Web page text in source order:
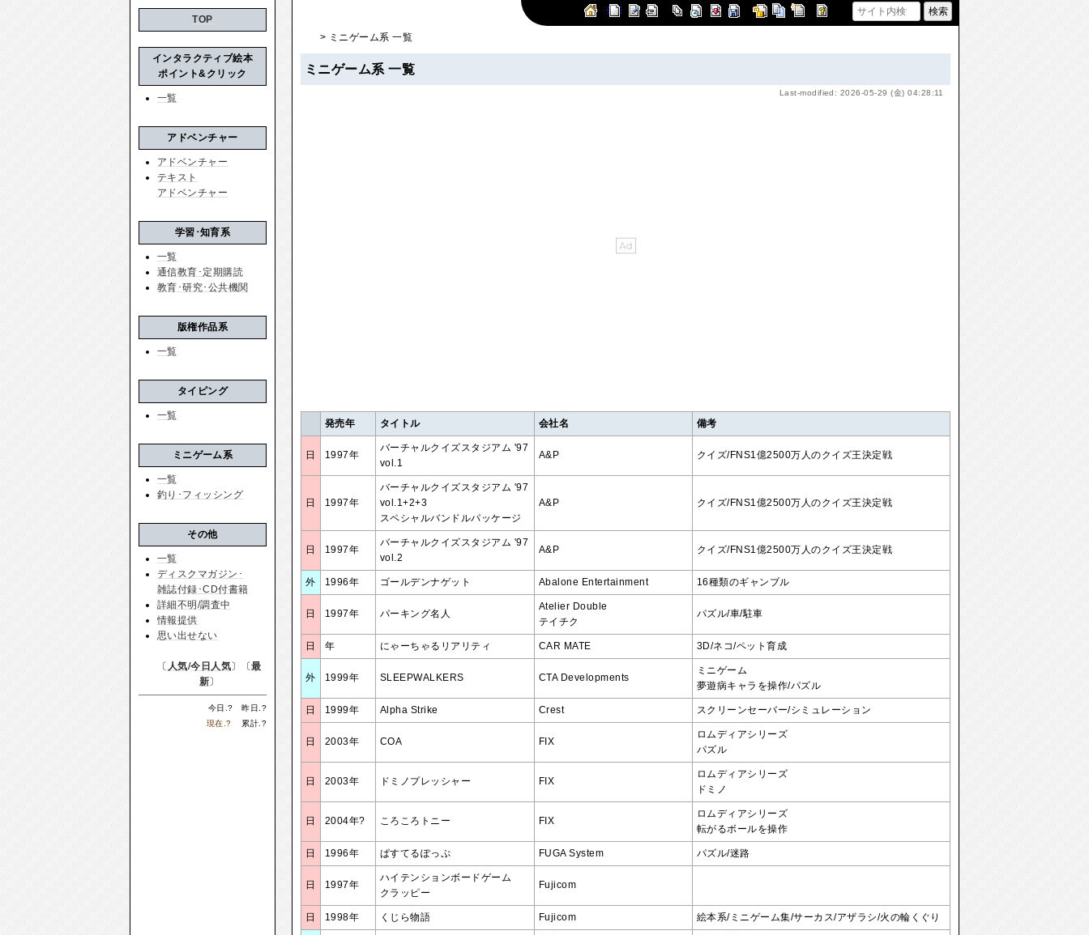
> ミニゲーム系 一覧
ミニゲーム系 一覧
Last-modified: 2026-05-29 (金) 04:28:11
発売年 タイトル 会社名 備考
日 1997年
バーチャルクイズスタジアム '97
vol.1
A&P クイズ/FNS1億2500万人のクイズ王決定戦
日 1997年
バーチャルクイズスタジアム '97
vol.1+2+3
スペシャルバンドルパッケージ
A&P クイズ/FNS1億2500万人のクイズ王決定戦
日 1997年
バーチャルクイズスタジアム '97
vol.2
A&P クイズ/FNS1億2500万人のクイズ王決定戦
外 1996年 ゴールデンナゲット Abalone Entertainment 16種類のギャンブル
日 1997年 パーキング名人
Atelier Double
テイチク
パズル/車/駐車
日 年 にゃーちゃるリアリティ CAR MATE 3D/ネコ/ペット育成
外 1999年 SLEEPWALKERS CTA Developments
ミニゲーム
夢遊病キャラを操作/パズル
日 1999年 Alpha Strike Crest スクリーンセーバー/シミュレーション
日 2003年 COA FIX
ロムディアシリーズ
パズル
日 2003年 ドミノプレッシャー FIX
ロムディアシリーズ
ドミノ
日 2004年? ころころトニー FIX
ロムディアシリーズ
転がるボールを操作
日 1996年 ぱすてるぽっぷ FUGA System パズル/迷路
日 1997年
ハイテンションボードゲーム
クラッピー
Fujicom
日 1998年 くじら物語 Fujicom 絵本系/ミニゲーム集/サーカス/アザラシ/火の輪くぐり
TOP
インタラクティブ絵本
ポイント&クリック
一覧
アドベンチャー
アドベンチャー
テキスト
アドベンチャー
学習･知育系
一覧
通信教育･定期購読
教育･研究･公共機関
版権作品系
一覧
タイピング
一覧
ミニゲーム系
一覧
釣り･フィッシング
その他
一覧
ディスクマガジン･
雑誌付録･CD付書籍
詳細不明/調査中
情報提供
思い出せない
〔 人気/今日人気〕〔最
新〕
今日.? 昨日. ?
現在.? 累計. ?